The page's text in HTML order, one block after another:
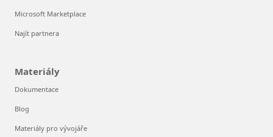
Microsoft Marketplace
Najít partnera
Materiály
Dokumentace
Blog
Materiály pro vývojáře